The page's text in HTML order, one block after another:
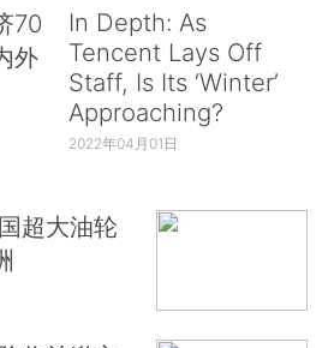
70
外
In Depth: As
Tencent Lays Off
Staff, Is Its ‘Winter’
Approaching?
2022年04月01日
超大油轮